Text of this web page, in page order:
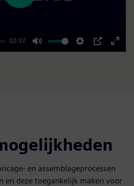
02:37
Mute Settings
PIP
Enter
en assemblageprocessen
en deze toegankelijk maken voor